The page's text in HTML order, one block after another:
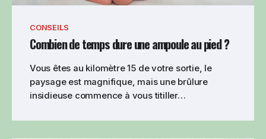
CONSEILS
Combien de temps dure une ampoule au pied ?
Vous êtes au kilomètre 15 de votre sortie, le
paysage est magnifique, mais une brûlure
insidieuse commence à vous titiller…